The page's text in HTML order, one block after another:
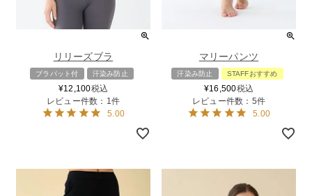
リリーズブラ
ブラパット付 汗染み防止
¥12,100税込
レビュー件数：1件
5.00
マリーパンツ
汗染み防止 STAFFおすすめ
¥16,500税込
レビュー件数：5件
5.00